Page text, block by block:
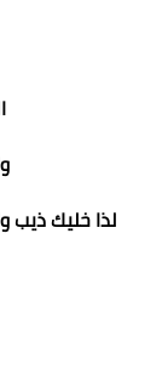
لذا خليك ذيب